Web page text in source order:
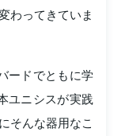
わってきていま
ードでともに学
ユニシスが実践
そんな器用なこ